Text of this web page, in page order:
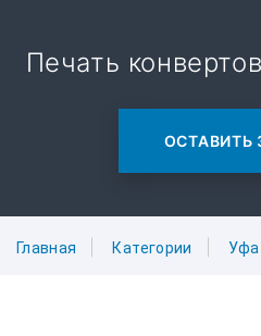
Печать
ОСТАВИТЬ
Главная Категории Уфа